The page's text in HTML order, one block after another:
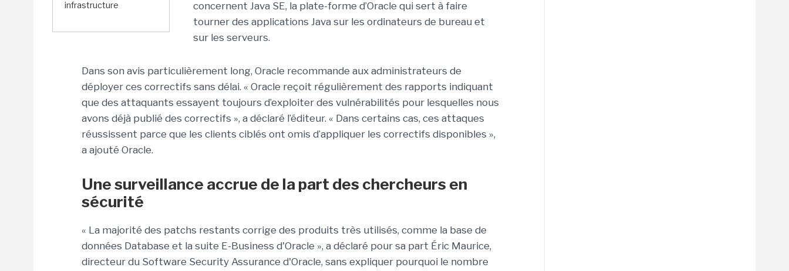
infrastructure
concernent Java SE, la plate-forme d’Oracle qui sert à faire
tourner des applications Java sur les ordinateurs de bureau et
sur les serveurs.
Dans son avis particulièrement long, Oracle recommande aux administrateurs de
déployer ces correctifs sans délai. « Oracle reçoit régulièrement des rapports indiquant
que des attaquants essayent toujours d’exploiter des vulnérabilités pour lesquelles nous
avons déjà publié des correctifs », a déclaré l’éditeur. « Dans certains cas, ces attaques
réussissent parce que les clients ciblés ont omis d’appliquer les correctifs disponibles »,
a ajouté Oracle.
Une surveillance accrue de la part des chercheurs en
sécurité
« La majorité des patchs restants corrige des produits très utilisés, comme la base de
données Database et la suite E-Business d'Oracle », a déclaré pour sa part Éric Maurice,
directeur du Software Security Assurance d'Oracle, sans expliquer pourquoi le nombre